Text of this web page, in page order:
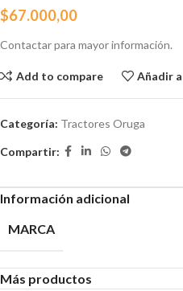
$67.000,00
Contactar para mayor información.
Add to compare Añadir
Categoría: Tractores Oruga
Compartir:
Información adicional
MARCA
Más productos